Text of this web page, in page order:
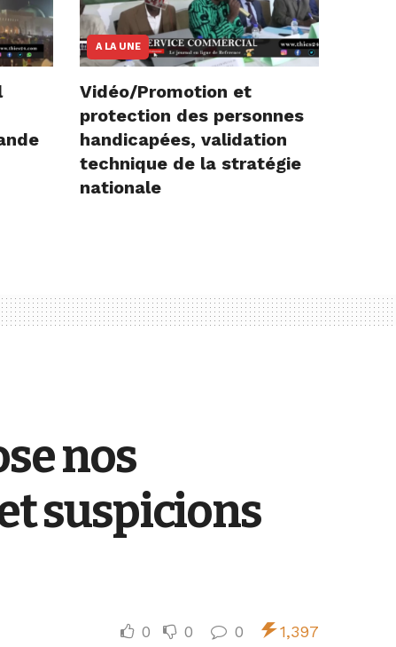
A LA UNE
Vidéo/Promotion et
protection des personnes
handicapées, validation
technique de la stratégie
nationale
nos
suspicions
0 0 0 1,397